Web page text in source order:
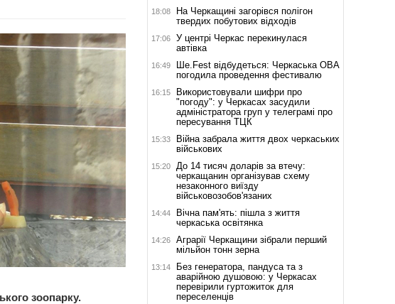
зоопарку.
18:08
На Черкащині загорівся полігон
твердих побутових відходів
17:06
У центрі Черкас перекинулася
автівка
16:49
Ше.Fest відбудеться: Черкаська ОВА
погодила проведення фестивалю
16:15
Використовували шифри про
"погоду": у Черкасах засудили
адміністратора груп у телеграмі про
пересування ТЦК
15:33
Війна забрала життя двох черкаських
військових
15:20
До 14 тисяч доларів за втечу:
черкащанин організував схему
незаконного виїзду
військовозобов'язаних
14:44
Вічна пам'ять: пішла з життя
черкаська освітянка
14:26
Аграрії Черкащини зібрали перший
мільйон тонн зерна
13:14
Без генератора, пандуса та з
аварійною душовою: у Черкасах
перевірили гуртожиток для
переселенців